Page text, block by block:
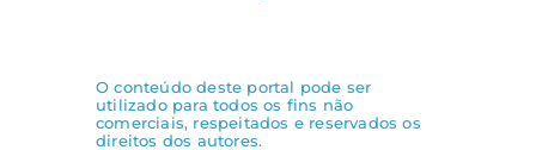
O conteúdo deste portal pode ser
utilizado para todos os fins não
comerciais, respeitados e reservados os
direitos dos autores.